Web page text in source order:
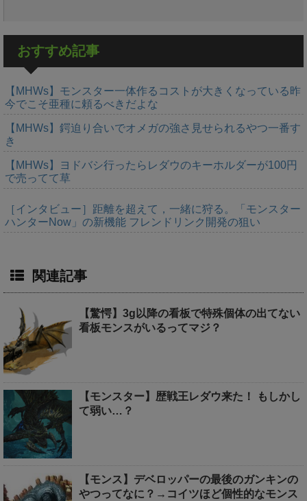
おすすめ記事
【MHWs】モンスター一体作るコストが大きくなっている昨
今でこそ亜種に頼るべきだよな
【MHWs】鍔迫り合いでオメガの強さ見せられるやつ一番す
き
【MHWs】ヨドバシ行ったらレダウのキーホルダーが100円
で売ってて草
［インタビュー］距離を超えて，一緒に狩る。「モンスター
ハンターNow」の新機能 フレンドリンク開発の狙い
関連記事
【驚愕】3g以降の看板で特殊個体の出てない
看板モンスがいるってマジ？
【モンスター】歴戦王レダウ来た！ もしかし
て弱い…？
【モンス】デベロッパーの最後のガンキンの
やつってなに？→コイツほど個性的なモンス